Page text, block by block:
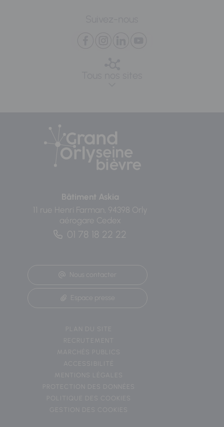
Bâtiment Askia
11 rue Henri Farman, 94398 Orly
aérogare Cedex
01 78 18 22 22
Nous contacter
Espace presse
PLAN DU SITE
RECRUTEMENT
MARCHÉS PUBLICS
ACCESSIBILITÉ
MENTIONS LÉGALES